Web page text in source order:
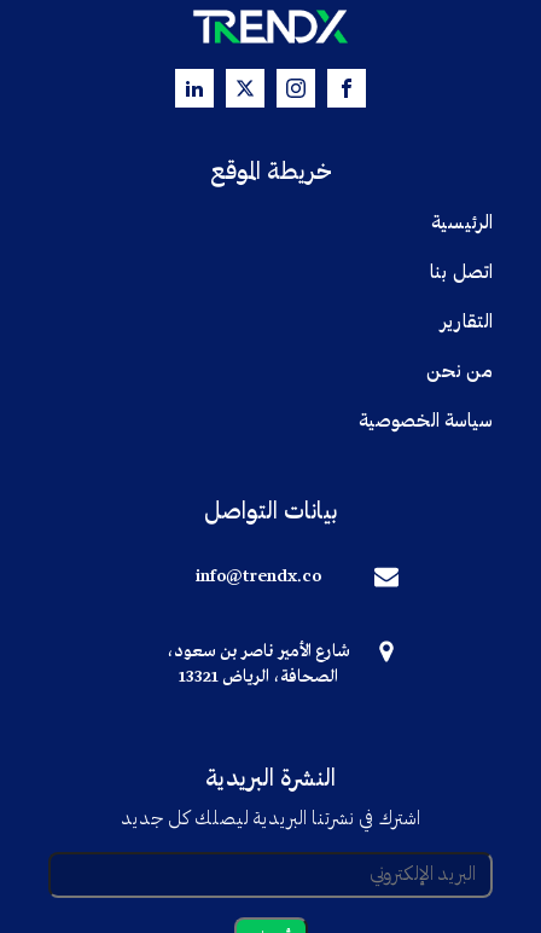
خريطة الموقع
الرئيسية
اتصل بنا
التقارير
من نحن
سياسة الخصوصية
بيانات التواصل
info@trendx.co
شارع الأمير ناصر بن سعود،
الصحافة، الرياض 13321
النشرة البريدية
اشترك في نشرتنا البريدية ليصلك كل جديد